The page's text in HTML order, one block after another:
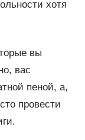
хотя
вы
вас
пеной, а,
провести